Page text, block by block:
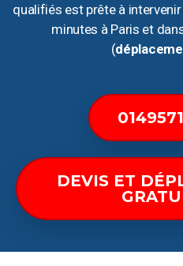
qualifiés est prête à
minutes à Paris et
(
DEVIS ET